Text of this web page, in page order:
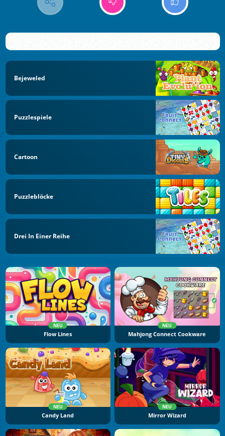
Bejeweled
Puzzlespiele
Cartoon
Puzzleblöcke
Drei In Einer Reihe
NEU
Flow Lines
NEU
Mahjong Connect Cookware
NEU
Candy Land
NEU
Mirror Wizard